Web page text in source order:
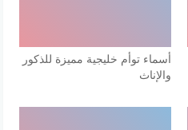
أسماء توأم خليجية مميزة للذكور
والإناث